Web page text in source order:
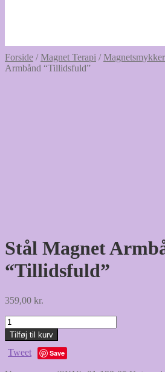
Forside /Magnet Terapi /Magnetsmykker
Armbånd “Tillidsfuld”
Stål Magnet
“Tillidsfuld”
359,00 kr.
Stål
Magnet
Armbånd
"Tillidsfuld"
Tilføj til kurv
Tweet Save